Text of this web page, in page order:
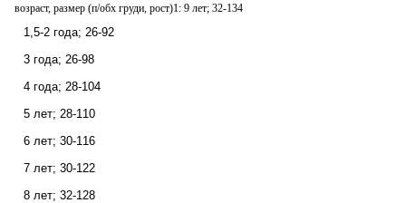
возраст, размер (п/обх груди, рост)1: 9 лет; 32-134
1,5-2 года; 26-92
3 года; 26-98
4 года; 28-104
5 лет; 28-110
6 лет; 30-116
7 лет; 30-122
8 лет; 32-128